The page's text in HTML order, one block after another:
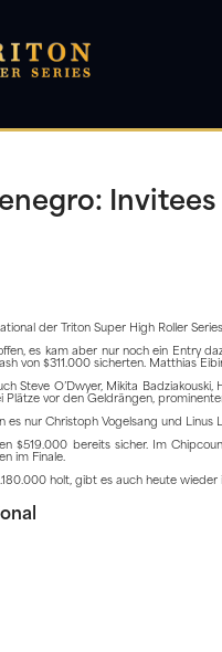
der Triton Super High Roller
es kam aber nur noch ein Entry
von $311.000 sicherten. Matthias
Steve O’Dwyer, Mikita
vor den Geldrängen,
nur Christoph Vogelsang und
$519.000 bereits sicher. Im
im Finale.
holt, gibt es auch heute wieder